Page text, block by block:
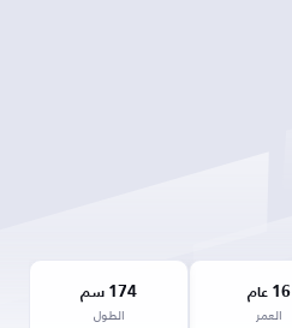
16 عام
العمر
174 سم
الطول